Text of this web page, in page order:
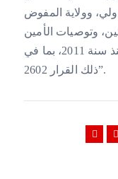
وولاية المفوض
وتوصيات الأمين
العام وجميع قرارات مجلس الأمن منذ سنة 2011، بما في
ذلك القرار 2602”.